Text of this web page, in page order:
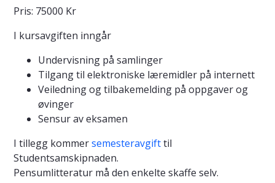
Pris: 75000 Kr
I kursavgiften inngår
Undervisning på samlinger
Tilgang til elektroniske læremidler på internett
Veiledning og tilbakemelding på oppgaver og
øvinger
Sensur av eksamen
I tillegg kommersemesteravgifttil
Studentsamskipnaden.
Pensumlitteratur må den enkelte skaffe selv.